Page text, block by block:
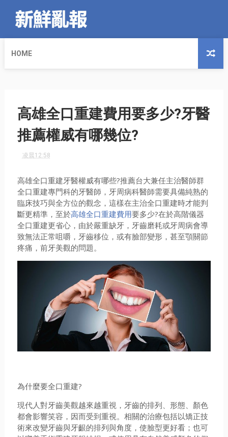
HOME
高雄全口重建費用要多少?牙醫
推薦權威有哪幾位?
凌晨12:58
高雄全口重建牙醫權威有哪些?推薦台大兼任主治醫師群
全口重建專門科的牙醫師，牙周病科醫師需要具備純熟的
臨床技巧與全方位的觀念，這樣在主治全口重建時才能判
斷更精準，至於高雄全口重建費用要多少?在於高階儀器
全口重建更省心，由於嚴重缺牙，牙齒磨耗或牙周病會導
致無法正常咀嚼，牙齒移位，或有臉部變形，甚至顎關節
疼痛，前牙美觀的問題。
為什麼要全口重建?
現代人對牙齒美觀越來越重視，牙齒的排列、形態、顏色
都會影響笑容，因而受到重視。相關的治療包括以矯正技
術來改變牙齒與牙齦的排列與角度，使臉型更好看；也可